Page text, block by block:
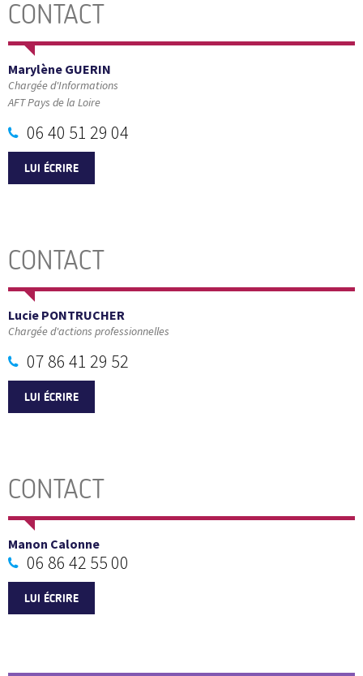
CONTACT
Marylène GUERIN
Chargée d'Informations
AFT Pays de la Loire
06 40 51 29 04
LUI ÉCRIRE
CONTACT
Lucie PONTRUCHER
Chargée d'actions professionnelles
07 86 41 29 52
LUI ÉCRIRE
CONTACT
Manon Calonne
06 86 42 55 00
LUI ÉCRIRE